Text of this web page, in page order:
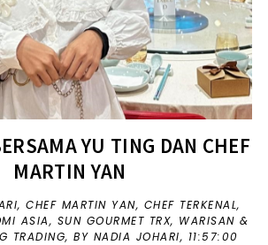
YU TING DAN CHEF
MARTIN YAN
, CHEF MARTIN YAN, CHEF TERKENAL,
ASIA, SUN GOURMET TRX, WARISAN &
TRADING,BY NADIA JOHARI, 11:57:00